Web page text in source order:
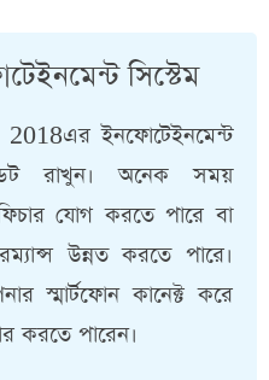
সিস্টেম
ইনফোটেইনমেন্ট
রাখুন। অনেক সময়
যোগ করতে পারে বা
উন্নত করতে পারে।
স্মার্টফোন কানেক্ট করে
করতে পারেন।